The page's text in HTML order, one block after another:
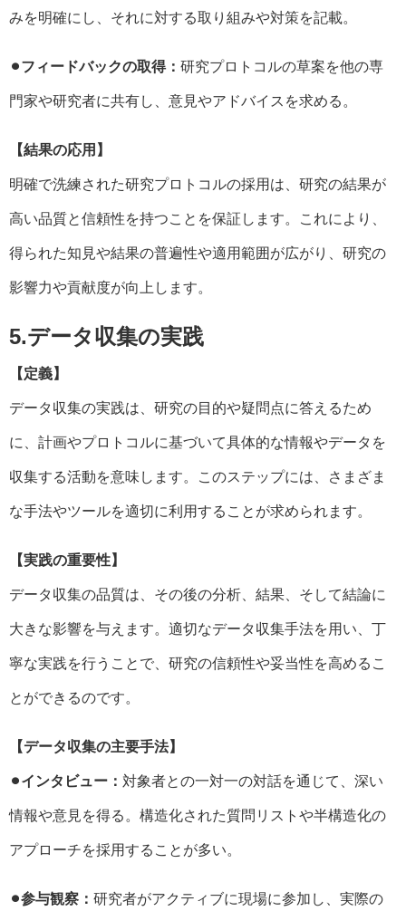
みを明確にし、それに対する取り組みや対策を記載。
⚫︎フィードバックの取得： 研究プロトコルの草案を他の専
門家や研究者に共有し、意見やアドバイスを求める。
【結果の応用】
明確で洗練された研究プロトコルの採用は、研究の結果が
高い品質と信頼性を持つことを保証します。これにより、
得られた知見や結果の普遍性や適用範囲が広がり、研究の
影響力や貢献度が向上します。
5.データ収集の実践
【定義】
データ収集の実践は、研究の目的や疑問点に答えるため
に、計画やプロトコルに基づいて具体的な情報やデータを
収集する活動を意味します。このステップには、さまざま
な手法やツールを適切に利用することが求められます。
【実践の重要性】
データ収集の品質は、その後の分析、結果、そして結論に
大きな影響を与えます。適切なデータ収集手法を用い、丁
寧な実践を行うことで、研究の信頼性や妥当性を高めるこ
とができるのです。
【データ収集の主要手法】
⚫︎インタビュー： 対象者との一対一の対話を通じて、深い
情報や意見を得る。構造化された質問リストや半構造化の
アプローチを採用することが多い。
⚫︎参与観察： 研究者がアクティブに現場に参加し、実際の